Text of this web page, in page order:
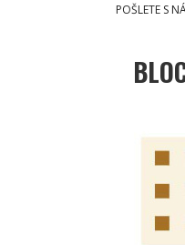
POŠLETE S